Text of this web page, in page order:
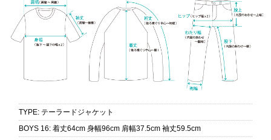
TYPE: テーラードジャケット
BOYS 16: 着丈64cm 身幅96cm 肩幅37.5cm 袖丈59.5cm